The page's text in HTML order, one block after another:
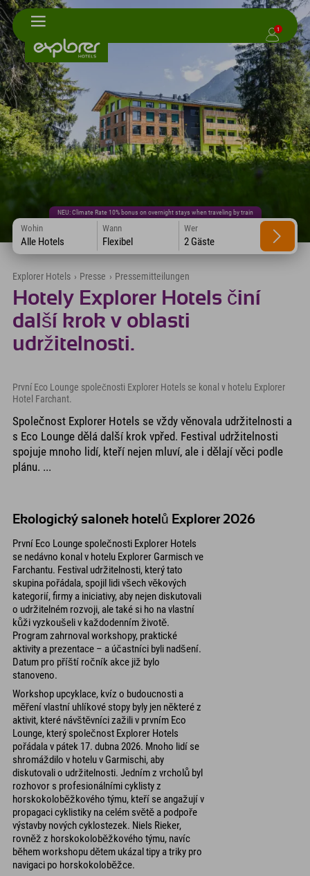
1
NEU: Climate Rate 10% bonus on overnight stays when traveling by train
Wohin
Alle Hotels
Wann
Flexibel
Wer
2 Gäste
Explorer Hotels › Presse › Pressemitteilungen
Hotely Explorer Hotels činí
další krok v oblasti
udržitelnosti.
První Eco Lounge společnosti Explorer Hotels se konal v hotelu Explorer
Hotel Farchant.
Společnost Explorer Hotels se vždy věnovala udržitelnosti a
s Eco Lounge dělá další krok vpřed. Festival udržitelnosti
spojuje mnoho lidí, kteří nejen mluví, ale i dělají věci podle
plánu. ...
Ekologický salonek hotelů Explorer 2026
První Eco Lounge společnosti Explorer Hotels
se nedávno konal v hotelu Explorer Garmisch ve
Farchantu. Festival udržitelnosti, který tato
skupina pořádala, spojil lidi všech věkových
kategorií, firmy a iniciativy, aby nejen diskutovali
o udržitelném rozvoji, ale také si ho na vlastní
kůži vyzkoušeli v každodenním životě.
Program zahrnoval workshopy, praktické
aktivity a prezentace – a účastníci byli nadšení.
Datum pro příští ročník akce již bylo
stanoveno.
Workshop upcyklace, kvíz o budoucnosti a
měření vlastní uhlíkové stopy byly jen některé z
aktivit, které návštěvníci zažili v prvním Eco
Lounge, který společnost Explorer Hotels
pořádala v pátek 17. dubna 2026. Mnoho lidí se
shromáždilo v hotelu v Garmischi, aby
diskutovali o udržitelnosti. Jedním z vrcholů byl
rozhovor s profesionálními cyklisty z
horskokoloběžkového týmu, kteří se angažují v
propagaci cyklistiky na celém světě a podpoře
výstavby nových cyklostezek. Niels Rieker,
rovněž z horskokoloběžkového týmu, navíc
během workshopu dětem ukázal tipy a triky pro
navigaci po horskokoloběžce.